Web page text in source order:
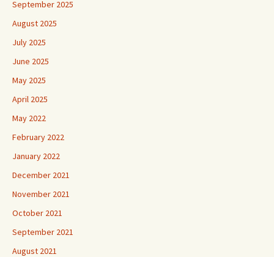
September 2025
August 2025
July 2025
June 2025
May 2025
April 2025
May 2022
February 2022
January 2022
December 2021
November 2021
October 2021
September 2021
August 2021